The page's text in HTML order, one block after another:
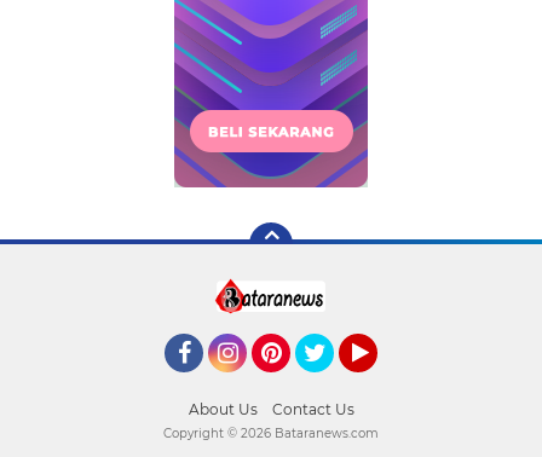
About Us Contact Us
Copyright © 2026 Bataranews.com